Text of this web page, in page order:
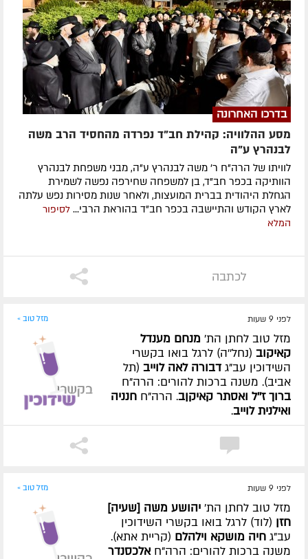
בדרכו האחרונה
מסע ההלוויה: קהילת חב"ד נפרדה מהחסיד הרב משה
לבנהרץ ע"ה
לוויתו של הרה"ח ר' משה לבנהרץ ע"ה, מבני משפחת לבנהרץ
הוותיקה בכפר חב"ד, בן למשפחה שחירפה נפשה לשמירת
הגחלת היהודית בברית המועצות, ולאחר שנות מסירות נפש עלתה
לארץ הקודש והתיישבה בכפר חב"ד בהוראת הרבי... לסיפור
המלא
לכתבה
לפני 9 שעות מזל טוב »
מזל טוב לחתן הת' מנחם מענדל
קאיקוב (נחל''ה) לרגל בואו בקשרי
השידוכין עב"ג דבורה לאה לוייב (תל
אביב). משנה ברכות להורים: הרה"ח
ברוך ז''ל ואסתר קאיקןב. הרה"ח חנניה
ואילנית לוייב.
לפני 9 שעות מזל טוב »
מזל טוב לחתן הת' יהושע משה [שעיה]
חזן (לוד) לרגל בואו בקשרי השידוכין
עב"ג חיה מושקא וילהלם (קריית אתא).
משנה ברכות להורים: הרה"חאלכסנדר